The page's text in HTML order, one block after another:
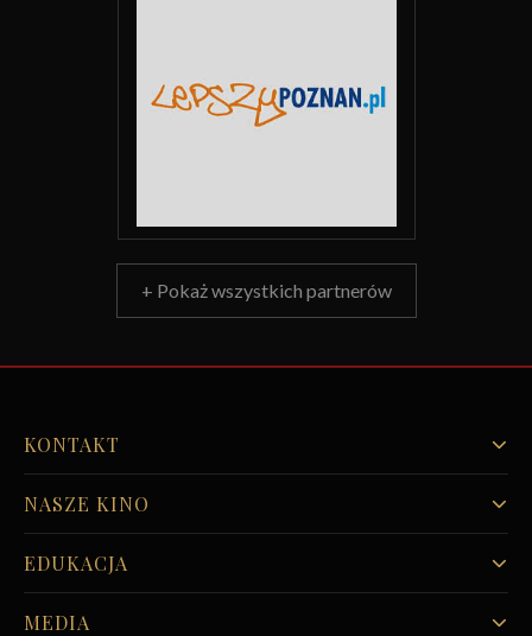
+ Pokaż wszystkich partnerów
KONTAKT
NASZE KINO
EDUKACJA
MEDIA